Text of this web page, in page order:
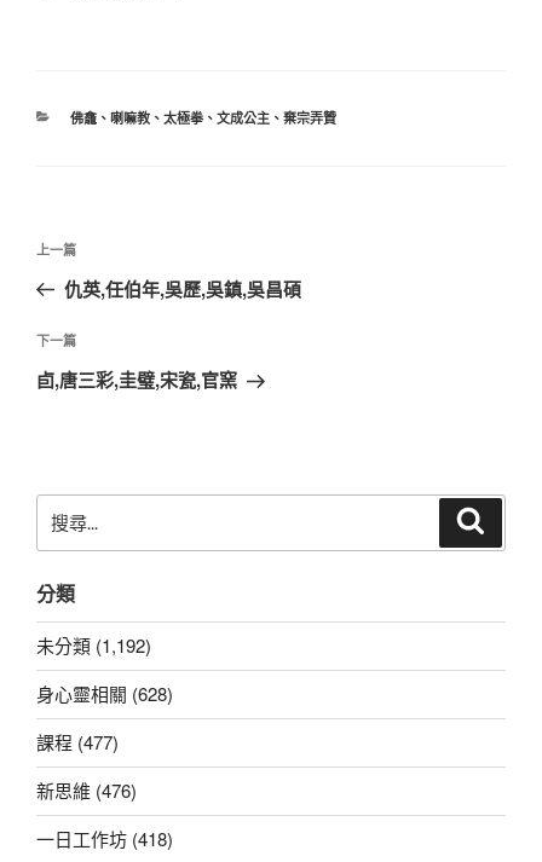
分
佛龕、 喇嘛教、 太極拳、 文成公主、 棄宗弄贊
文
導
覽
上
一
文
章
上一篇
仇英,任伯年,吳歷,吳鎮,吳昌碩
下
一
下一篇
卣,唐三彩,圭璧,宋瓷,官窯
尋
鍵
字:
分類
未分類 (1,192)
身心靈相關 (628)
課程 (477)
新思維 (476)
一日工作坊 (418)